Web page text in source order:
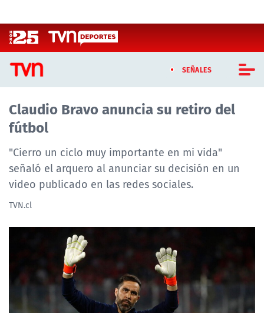
SEÑALES
CASTING MASTERCHEF CHILE
CASTING TVN VERTICAL
TVN VERTICAL
TVN PLAY
TELESERIES
NTV
ACTUALIDAD Y TENDENCIAS
Claudio Bravo anuncia su retiro del
fútbol
"Cierro un ciclo muy importante en mi vida"
señaló el arquero al anunciar su decisión en un
video publicado en las redes sociales.
TVN.cl